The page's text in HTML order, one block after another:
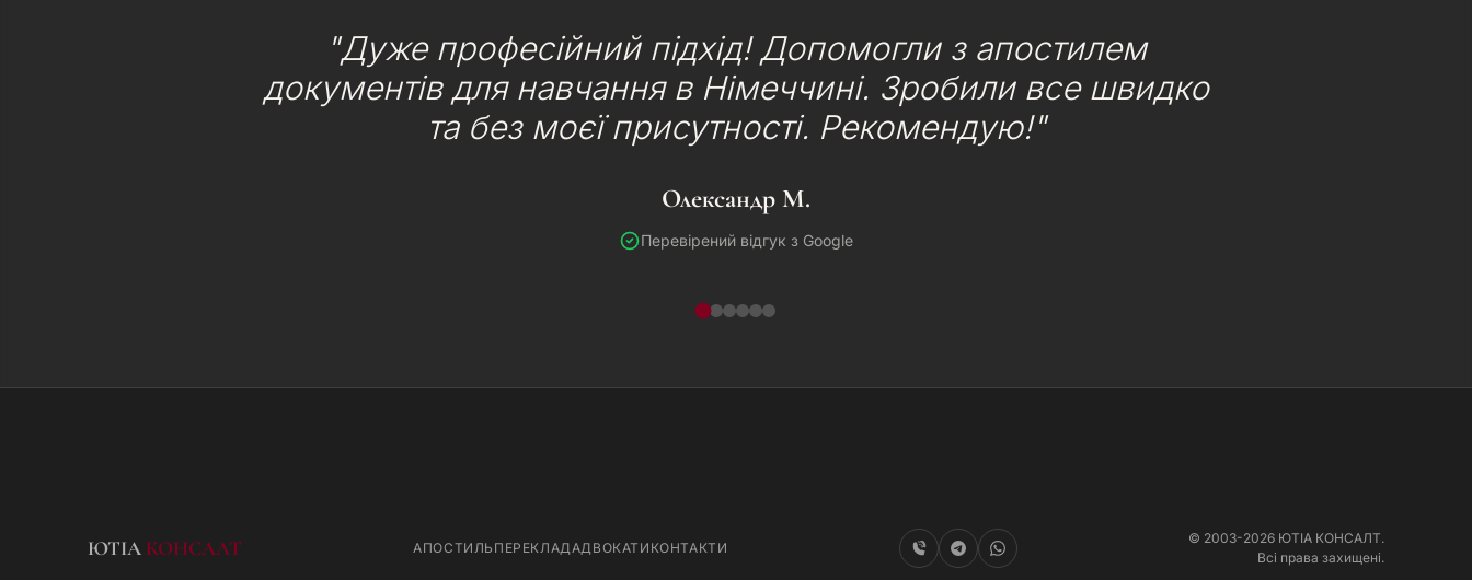
"Дуже професійний підхід! Допомогли з апостилем
документів для навчання в Німеччині. Зробили все швидко
та без моєї присутності. Рекомендую!"
Олександр М.
Перевірений відгук з Google
ЮТІА КОНСАЛТ АПОСТИЛЬ ПЕРЕКЛАДАДВОКАТИ КОНТАКТИ
© 2003-2026 ЮТІА КОНСАЛТ.
Всі права захищені.